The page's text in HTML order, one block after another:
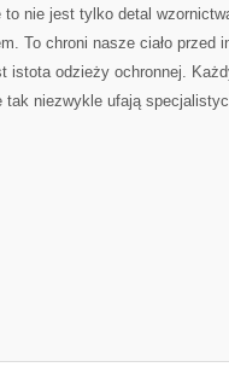
nie jest tylko detal
To chroni nasze ciało przed
istota odzieży ochronnej.
niezwykle ufają